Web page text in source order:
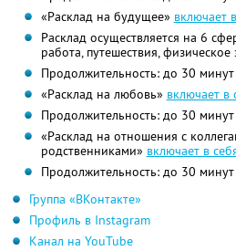
«Расклад на будущее» включает
Расклад осуществляется на 6
работа, путешествия,
Продолжительность: до 30 минут
«Расклад на любовь» включает в
Продолжительность: до 30 минут
«Расклад на отношения с
родственниками» включает в
Продолжительность: до 30 минут
Группа «ВКонтакте»
Профиль в Instagram
Канал на YouTube